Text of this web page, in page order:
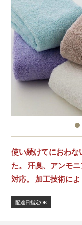
使い続けてにおわな
た。 汗臭、アンモ
対応。 加工技術に
配達日指定OK